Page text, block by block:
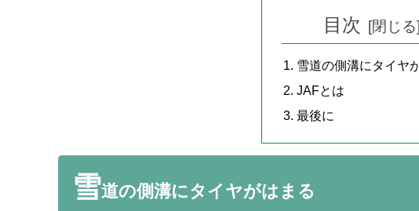
目次
雪道の側溝にタイヤ
JAFとは
最後に
雪道の側溝にタイヤがはまる